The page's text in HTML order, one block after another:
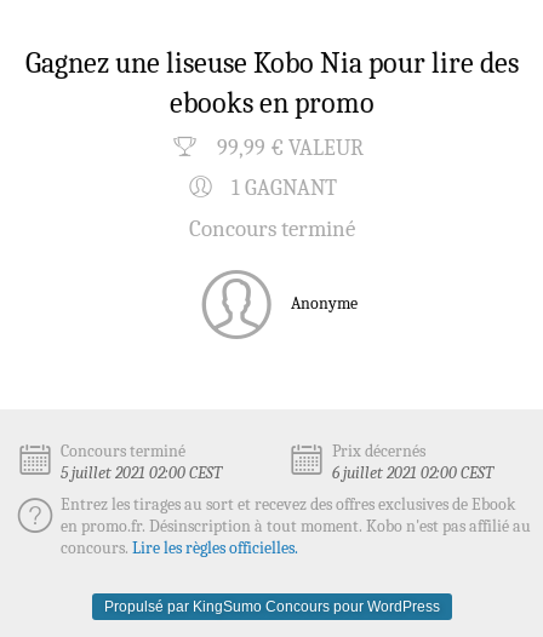
Gagnez une liseuse Kobo Nia pour lire des
ebooks en promo
99,99 € VALEUR
1 GAGNANT
Concours terminé
Anonyme
Concours terminé
5 juillet 2021 02:00 CEST
Prix décernés
6 juillet 2021 02:00 CEST
Entrez les tirages au sort et recevez des offres exclusives de Ebook
en promo.fr. Désinscription à tout moment. Kobo n'est pas affilié au
concours. Lire les règles officielles.
Propulsé par KingSumo Concours pour WordPress